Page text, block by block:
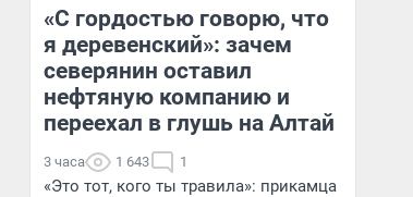
Екатерина Торопова
директор агентства
недвижимости
«С гордостью говорю, что
я деревенский»: зачем
северянин оставил
нефтяную компанию и
переехал в глушь на Алтай
3 часа 1 643 1
«Это тот, кого ты травила»: прикамца